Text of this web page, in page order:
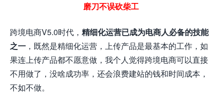
磨刀不误砍柴工
跨境电商V5.0时代， 精细化运营已成为电商人必备的技能
之一 ，既然是精细化运营，上传产品是最基本的工作，如
果连上传产品都不愿意做，我个人觉得跨境电商可以直接
不用做了，没啥成功率，还会浪费建站的钱和时间成本，
不如不做。